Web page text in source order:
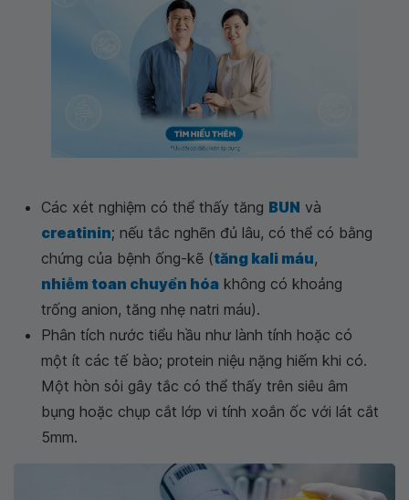
Các xét nghiệm có thể thấy tăng BUN và
creatinin; nếu tắc nghẽn đủ lâu, có thể có bằng
chứng của bệnh ống-kẽ (tăng kali máu,
nhiễm toan chuyển hóa không có khoảng
trống anion, tăng nhẹ natri máu).
Phân tích nước tiểu hầu như lành tính hoặc có
một ít các tế bào; protein niệu nặng hiếm khi có.
Một hòn sỏi gây tắc có thể thấy trên siêu âm
bụng hoặc chụp cắt lớp vi tính xoắn ốc với lát cắt
5mm.